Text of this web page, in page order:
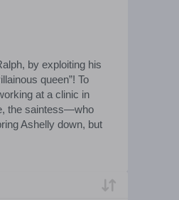
by exploiting his
queen”! To
at a clinic in
the saintess—who
Ashelly down, but